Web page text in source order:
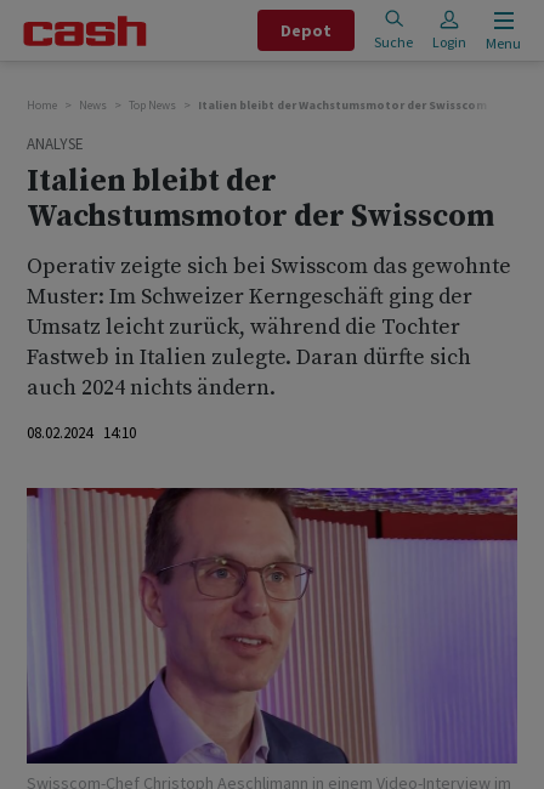
Depot
Suche Login Menu
Home News Top News Italien bleibt der Wachstumsmotor der Swisscom
ANALYSE
Italien bleibt der
Wachstumsmotor der Swisscom
Operativ zeigte sich bei Swisscom das gewohnte
Muster: Im Schweizer Kerngeschäft ging der
Umsatz leicht zurück, während die Tochter
Fastweb in Italien zulegte. Daran dürfte sich
auch 2024 nichts ändern.
08.02.2024 14:10
Swisscom-Chef Christoph Aeschlimann in einem Video-Interview im